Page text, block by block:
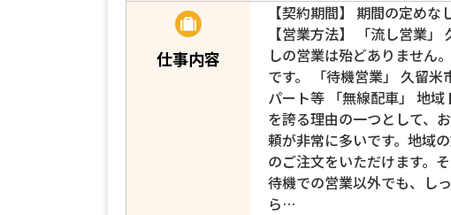
仕事内容
【契約期間】 期間の定め
【営業方法】 「流し営業
しの営業は殆どありません
です。 「待機営業」 久留米
パート等 「無線配車」 地域
を誇る理由の一つとして、
頼が非常に多いです。地域
のご注文をいただけます。
待機での営業以外でも、し
ら…